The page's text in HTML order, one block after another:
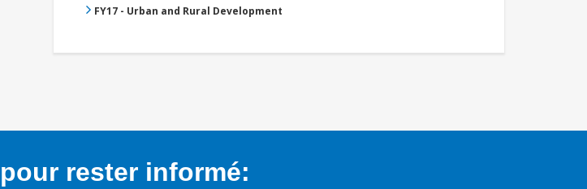
FY17 - Urban and Rural Development
rester informé: